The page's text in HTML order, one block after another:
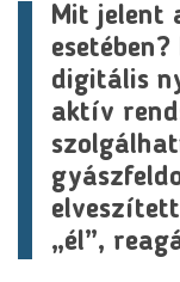
Mit jelent
digitális
aktív
„él”,